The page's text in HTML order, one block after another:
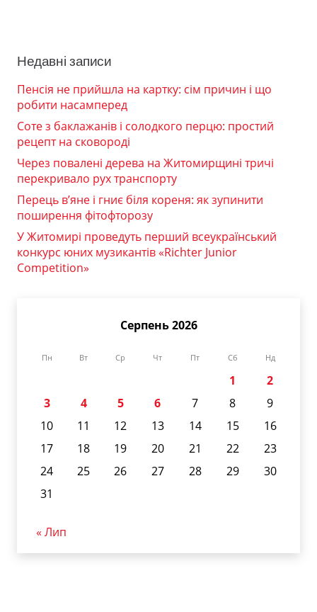
Недавні записи
Пенсія не прийшла на картку: сім причин і що
робити насамперед
Соте з баклажанів і солодкого перцю: простий
рецепт на сковороді
Через повалені дерева на Житомирщині тричі
перекривало рух транспорту
Перець в’яне і гниє біля кореня: як зупинити
поширення фітофторозу
У Житомирі проведуть перший всеукраїнський
конкурс юних музикантів «Richter Junior
Competition»
Серпень 2026
Пн Вт Ср Чт Пт Сб Нд
1
2
3
4 5 6 7 8
9
10
11 12 13 14 15
16
17
18 19 20 21 22
23
24
25 26 27 28 29
30
31
« Лип